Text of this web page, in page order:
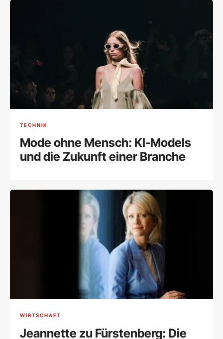
TECHNIK
Mode ohne Mensch: KI-Models
und die Zukunft einer Branche
WIRTSCHAFT
Jeannette zu Fürstenberg: Die